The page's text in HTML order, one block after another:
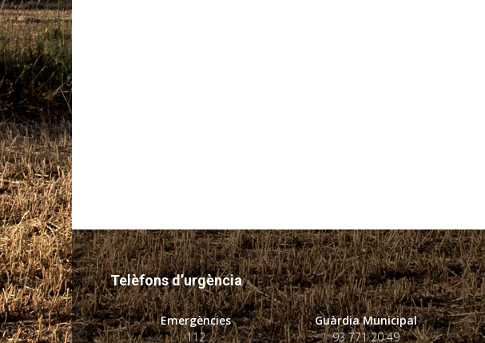
Telèfons d’urgència
Emergències
112
Guàrdia Municipal
93 771 20 49